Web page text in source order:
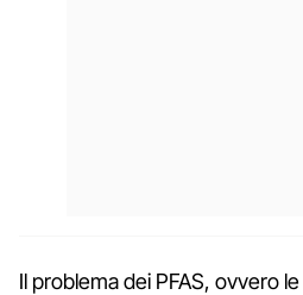
Il problema dei PFAS, ovvero le